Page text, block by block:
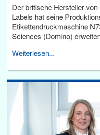
Der britische Hersteller
Labels hat seine
Etikettendruckmaschine
Sciences (Domino)
Weiterlesen...